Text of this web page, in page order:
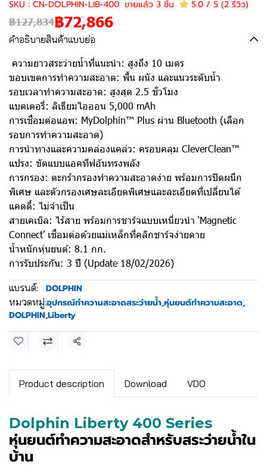
SKU : CN-DOLPHIN-LIB-400 ขายแล้ว 3 ชิ้น 5.0 / 5 (2 รีวิว)
฿127,834฿72,866
คำอธิบายสินค้าแบบย่อ
ความยาวสระว่ายน้ำที่แนะนำ: สูงถึง 10 เมตร
ขอบเขตการทำความสะอาด: พื้น ผนัง และแนวระดับน้ำ
รอบเวลาทำความสะอาด: สูงสุด 2.5 ชั่วโมง
แบตเตอรี่: ลิเธียมไอออน 5,000 mAh
การเชื่อมต่อแอพ: MyDolphin™ Plus ผ่าน Bluetooth (เลือก
รอบการทำความสะอาด)
การนำทางและความคล่องแคล่ว: ครอบคลุม CleverClean™
แปรง: ขัดแบบแอคทีฟอันทรงพลัง
การกรอง: ตะกร้ากรองทำความสะอาดง่าย พร้อมการปิดผนึก
พิเศษ และตัวกรองเศษละเอียดพิเศษและละเอียดที่เปลี่ยนได้
แคดดี้: ไม่จำเป็น
สายเคเบิล: ไร้สาย พร้อมการชาร์จแบบเหนี่ยวนำ ‘Magnetic
Connect’ เชื่อมต่อด้วยแม่เหล็กที่คลิกชาร์จง่ายดาย
น้ำหนักหุ่นยนต์: 8.1 กก.
การรับประกัน: 3 ปี (Update 18/02/2026)
แบรนด์: DOLPHIN
หมวดหมู่:อุปกรณ์ทำความสะอาดสระว่ายน้ำ,หุ่นยนต์ทำความสะอาด,
DOLPHIN,Liberty
แชร์
Product description Download VDO
Dolphin Liberty 400 Series
หุ่นยนต์ทำความสะอาดสำหรับสระว่ายน้ำใน
บ้าน